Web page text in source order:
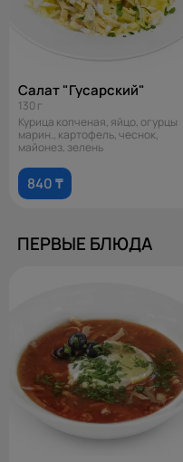
Салат "Гусарский"
130 г
Курица копченая, яйцо, огурцы
марин., картофель, чеснок,
майонез, зелень
840 ₸
ПЕРВЫЕ БЛЮДА